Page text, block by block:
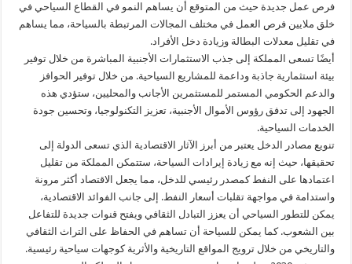
فرص عمل جديدة حيث من المتوقع أن يساهم النمو في القطاع السياحي في
خلق ملايين فرص العمل في مختلف المجالات المرتبطة بالسياحة، مما يساهم
في تقليل معدلات البطالة وزيادة دخل الأفراد.
أيضًا تسعى المملكة إلى جذب الاستثمارات الأجنبية المباشرة من خلال توفير
بيئة استثمارية جاذبة وداعمة للمشاريع السياحية. من خلال توفير الحوافز
والدعم الحكومي المستمر للمستثمرين الأجانب والمحليين، ستؤدي هذه
الجهود إلى تدفق رؤوس الأموال الأجنبية، تعزيز التكنولوجيا، وتحسين جودة
الخدمات السياحية.
تنويع مصادر الدخل يعتبر من أبرز الآثار الاقتصادية الذي تسعى الدولة إلى
تحقيقها، حيث إنه مع زيادة إيرادات السياحة، ستتمكن المملكة من تقليل
اعتمادها على النفط كمصدر رئيسي للدخل، مما يجعل الاقتصاد أكثر مرونة
واستدامة في مواجهة تقلبات أسعار النفط. إلى جانب الفوائد الاقتصادية،
يمكن للتطور السياحي أن يعزز التبادل الثقافي ويفتح قنوات جديدة للتفاعل
بين الشعوب. كما يمكن للسياحة أن تساهم في الحفاظ على التراث الثقافي
والتاريخي من خلال ترويج المواقع التاريخية والأثرية كوجهات سياحية رئيسية.